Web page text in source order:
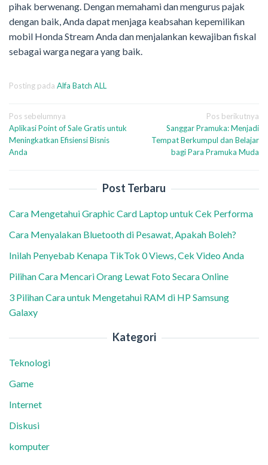
pihak berwenang. Dengan memahami dan mengurus pajak
dengan baik, Anda dapat menjaga keabsahan kepemilikan
mobil Honda Stream Anda dan menjalankan kewajiban fiskal
sebagai warga negara yang baik.
Posting pada Alfa Batch ALL
Navigasi
pos
Pos sebelumnya
Aplikasi Point of Sale Gratis untuk
Meningkatkan Efisiensi Bisnis
Anda
Pos berikutnya
Sanggar Pramuka: Menjadi
Tempat Berkumpul dan Belajar
bagi Para Pramuka Muda
Post Terbaru
Cara Mengetahui Graphic Card Laptop untuk Cek Performa
Cara Menyalakan Bluetooth di Pesawat, Apakah Boleh?
Inilah Penyebab Kenapa TikTok 0 Views, Cek Video Anda
Pilihan Cara Mencari Orang Lewat Foto Secara Online
3 Pilihan Cara untuk Mengetahui RAM di HP Samsung
Galaxy
Kategori
Teknologi
Game
Internet
Diskusi
komputer